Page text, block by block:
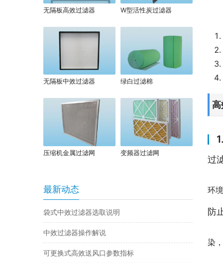
高
过
环
防
染
无隔板高效过滤器 W型活性炭过滤器
无隔板中效过滤器 绿白过滤棉
压缩机金属过滤网 变频器过滤网
最新动态
袋式中效过滤器选取说明
中效过滤器操作解说
可更换式高效送风口参数指标